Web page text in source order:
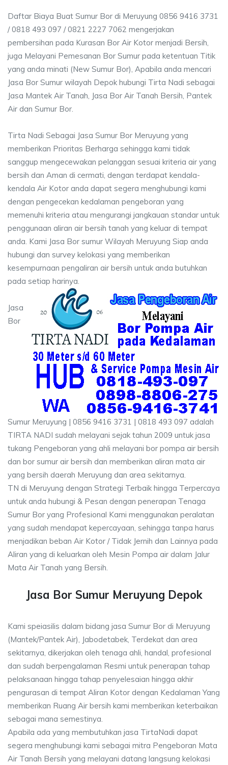
Daftar Biaya Buat Sumur Bor di Meruyung 0856 9416 3731
/ 0818 493 097 / 0821 2227 7062 mengerjakan
pembersihan pada Kurasan Bor Air Kotor menjadi Bersih,
juga Melayani Pemesanan Bor Sumur pada ketentuan Titik
yang anda minati (New Sumur Bor), Apabila anda mencari
Jasa Bor Sumur wilayah Depok hubungi Tirta Nadi sebagai
Jasa Mantek Air Tanah, Jasa Bor Air Tanah Bersih, Pantek
Air dan Sumur Bor.
Tirta Nadi Sebagai Jasa Sumur Bor Meruyung yang
memberikan Prioritas Berharga sehingga kami tidak
sanggup mengecewakan pelanggan sesuai kriteria air yang
bersih dan Aman di cermati, dengan terdapat kendala-
kendala Air Kotor anda dapat segera menghubungi kami
dengan pengecekan kedalaman pengeboran yang
memenuhi kriteria atau mengurangi jangkauan standar untuk
penggunaan aliran air bersih tanah yang keluar di tempat
anda. Kami Jasa Bor sumur Wilayah Meruyung Siap anda
hubungi dan survey kelokasi yang memberikan
kesempurnaan pengaliran air bersih untuk anda butuhkan
pada setiap harinya.
Jasa
Bor
Sumur Meruyung | 0856 9416 3731 | 0818 493 097 adalah
TIRTA NADI sudah melayani sejak tahun 2009 untuk jasa
tukang Pengeboran yang ahli melayani bor pompa air bersih
dan bor sumur air bersih dan memberikan aliran mata air
yang bersih daerah Meruyung dan area sekitarnya.
TN di Meruyung dengan Strategi Terbaik hingga Terpercaya
untuk anda hubungi & Pesan dengan penerapan Tenaga
Sumur Bor yang Profesional Kami menggunakan peralatan
yang sudah mendapat kepercayaan, sehingga tanpa harus
menjadikan beban Air Kotor / Tidak Jernih dan Lainnya pada
Aliran yang di keluarkan oleh Mesin Pompa air dalam Jalur
Mata Air Tanah yang Bersih.
Jasa Bor Sumur Meruyung Depok
Kami speiasilis dalam bidang jasa Sumur Bor di Meruyung
(Mantek/Pantek Air), Jabodetabek, Terdekat dan area
sekitarnya, dikerjakan oleh tenaga ahli, handal, profesional
dan sudah berpengalaman Resmi untuk penerapan tahap
pelaksanaan hingga tahap penyelesaian hingga akhir
pengurasan di tempat Aliran Kotor dengan Kedalaman Yang
memberikan Ruang Air bersih kami memberikan keterbaikan
sebagai mana semestinya.
Apabila ada yang membutuhkan jasa TirtaNadi dapat
segera menghubungi kami sebagai mitra Pengeboran Mata
Air Tanah Bersih yang melayani datang langsung kelokasi